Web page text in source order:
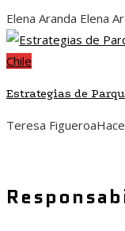
Elena Aranda Elena
Chile
Estrategias de
Teresa Figueroa